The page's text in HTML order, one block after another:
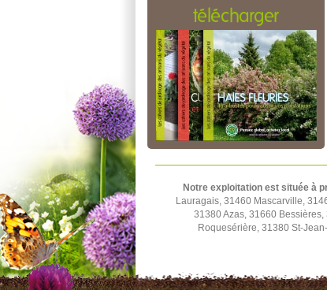
télécharger
Notre exploitation est située à
Lauragais, 31460 Mascarville,
31380 Azas, 31660
Roquesérière, 31380 St-